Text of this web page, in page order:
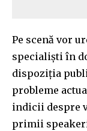
Join our
To subscribe,
or click the
your privacy and
safe with us.
Pe scenă vor
specialiști în
dispoziția
probleme
indicii despre
primii